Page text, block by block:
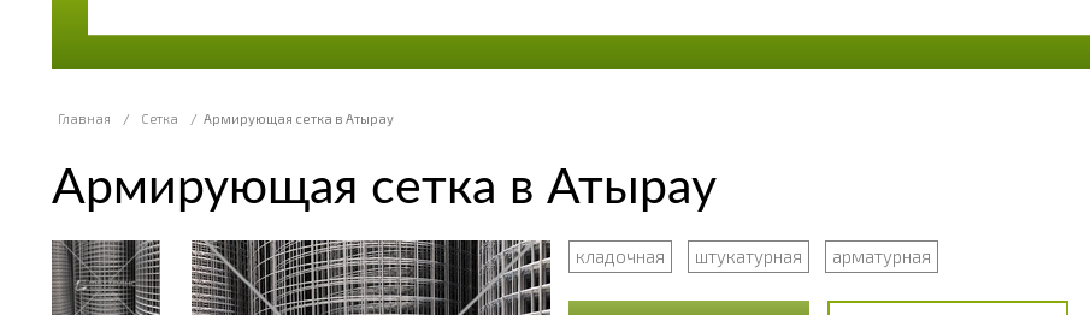
Главная / Сетка / Армирующая сетка в Атырау
Армирующая сетка в Атырау
кладочная штукатурная арматурная